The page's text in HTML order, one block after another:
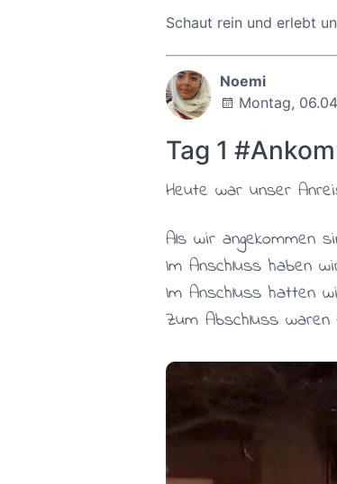
Schaut rein und erlebt
Noemi
Montag,
Tag 1
Heute war unser
Als wir angekommen
Im Anschluss haben
Im Anschluss hatten
Zum Abschluss